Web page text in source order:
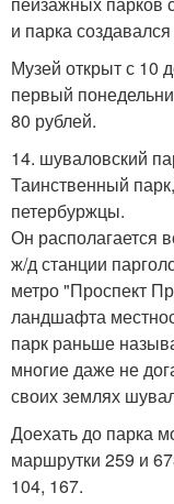
и парка
Музей открыт с 10
первый
80 рублей.
14. шуваловский
Таинственный
петербуржцы.
Он располагается
ж/д станции
метро "Проспект
ландшафта
парк раньше
многие даже не
своих землях
Доехать до парка
маршрутки 259 и
104, 167.